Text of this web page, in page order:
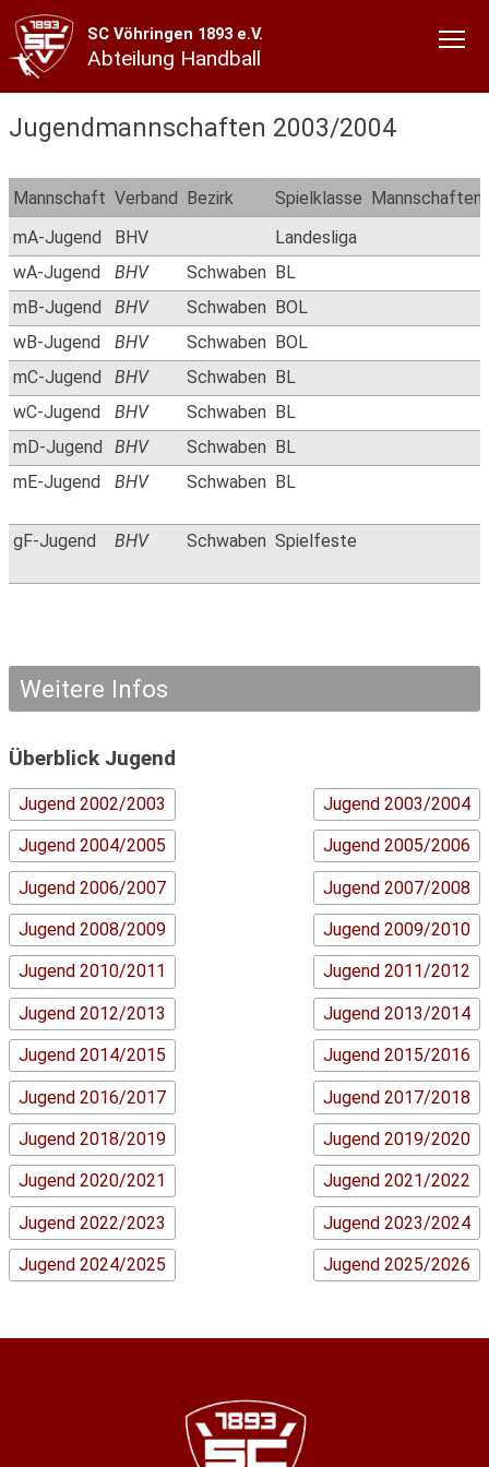
SC Vöhringen 1893 e.V.
Abteilung Handball
Jugendmannschaften 2003/2004
Mannschaft Verband Bezirk Spielklasse Mannschaften
mA-Jugend
BHV
Landesliga
wA-Jugend
BHV Schwaben BL
mB-Jugend
BHV Schwaben BOL
wB-Jugend
BHV Schwaben BOL
mC-Jugend
BHV Schwaben BL
wC-Jugend
BHV Schwaben BL
mD-Jugend
BHV Schwaben BL
mE-Jugend
BHV Schwaben BL
gF-Jugend BHV Schwaben Spielfeste
Weitere Infos
Überblick Jugend
Jugend 2002/2003 Jugend 2003/2004
Jugend 2004/2005 Jugend 2005/2006
Jugend 2006/2007 Jugend 2007/2008
Jugend 2008/2009 Jugend 2009/2010
Jugend 2010/2011 Jugend 2011/2012
Jugend 2012/2013 Jugend 2013/2014
Jugend 2014/2015 Jugend 2015/2016
Jugend 2016/2017 Jugend 2017/2018
Jugend 2018/2019 Jugend 2019/2020
Jugend 2020/2021 Jugend 2021/2022
Jugend 2022/2023 Jugend 2023/2024
Jugend 2024/2025 Jugend 2025/2026